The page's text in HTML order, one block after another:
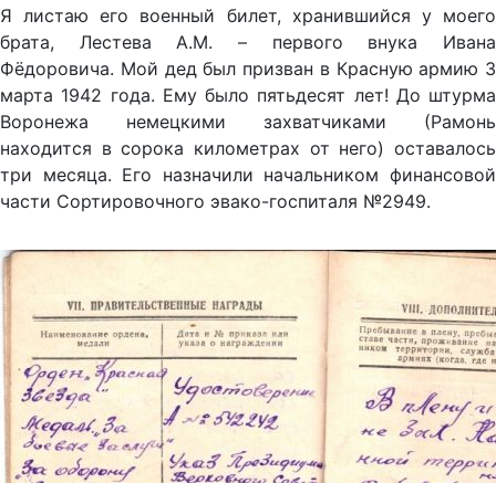
Я листаю его военный билет, хранившийся у моего
брата, Лестева А.М. – первого внука Ивана
Фёдоровича. Мой дед был призван в Красную армию 3
марта 1942 года. Ему было пятьдесят лет! До штурма
Воронежа немецкими захватчиками (Рамонь
находится в сорока километрах от него) оставалось
три месяца. Его назначили начальником финансовой
части Сортировочного эвако-госпиталя №2949.